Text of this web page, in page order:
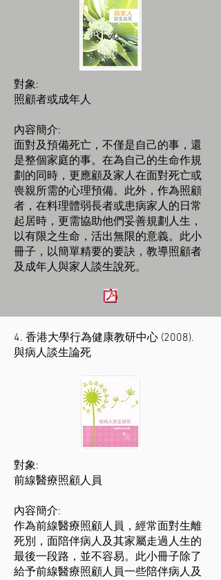
對象:
照顧者或成年人
內容簡介:
面對及預備死亡，不僅是自己的事，還
是整個家庭的事。在為自己的生命作規
劃的同時，更應顧及家人在面對死亡或
喪親所需的心理預備。此外，作為照顧
者，在料理體弱長者或患病家人的日常
起居時，更需協助他們妥善規劃人生，
以有限之生命，活出無限的意義。此小
冊子，以簡單精要的要訣，教導照顧者
及成年人與家人談生說死。
4. 香港大學行為健康教研中心 (2008).
與病人談生論死
對象:
前線醫療照顧人員
內容簡介:
作為前線醫療照顧人員，經常面對生離
死別，面陪伴病人及其家屬走過人生的
最後一段路，並不容易。此小冊子除了
給予前線醫療照顧人員一些陪伴病人及